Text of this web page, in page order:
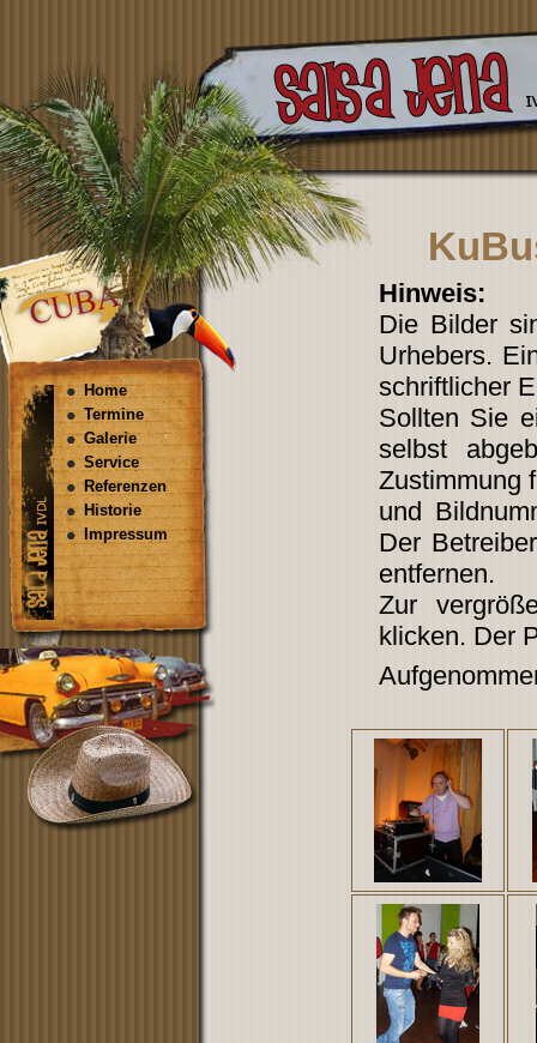
Home
Termine
Galerie
Service
Referenzen
Historie
Impressum
Hinweis:
Die Bilder
Urhebers.
schriftlicher
Sollten Sie
selbst
Zustimmung
und
Der
entfernen.
Zur
klicken. Der